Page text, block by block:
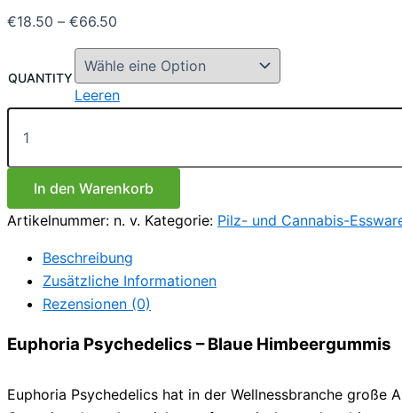
€18.50 – €66.50
bis
€66.50
QUANTITY
Leeren
Euphoria
Psychedelics
Blaue
Himbeergummis
Menge
In den Warenkorb
Artikelnummer: n. v. Kategorie: Pilz- und Cannabis-
Beschreibung
Zusätzliche Informationen
Rezensionen (0)
Euphoria Psychedelics – Blaue Himbeergummis
Euphoria Psychedelics hat in der Wellnessbranche große